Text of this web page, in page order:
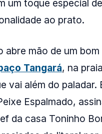
um toque especial
ao prato.
abre mão de um
Tangará, na
vai além do
Espalmado,
da casa Toninho